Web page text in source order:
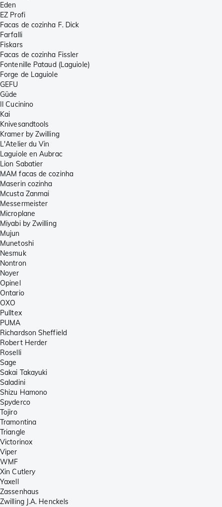
Eden
EZ Profi
Facas de cozinha F. Dick
Farfalli
Fiskars
Facas de cozinha Fissler
Fontenille Pataud (Laguiole)
Forge de Laguiole
GEFU
Güde
Il Cucinino
Kai
Knivesandtools
Kramer by Zwilling
L'Atelier du Vin
Laguiole en Aubrac
Lion Sabatier
MAM facas de cozinha
Maserin cozinha
Mcusta Zanmai
Messermeister
Microplane
Miyabi by Zwilling
Mujun
Munetoshi
Nesmuk
Nontron
Noyer
Opinel
Ontario
OXO
Pulltex
PUMA
Richardson Sheffield
Robert Herder
Roselli
Sage
Sakai Takayuki
Saladini
Shizu Hamono
Spyderco
Tojiro
Tramontina
Triangle
Victorinox
Viper
WMF
Xin Cutlery
Yaxell
Zassenhaus
Zwilling J.A. Henckels